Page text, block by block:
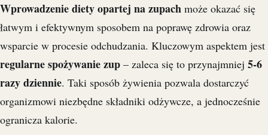
Wprowadzenie diety opartej na zupach może okazać się
łatwym i efektywnym sposobem na poprawę zdrowia oraz
wsparcie w procesie odchudzania. Kluczowym aspektem jest
regularne spożywanie zup – zaleca się to przynajmniej 5-6
razy dziennie. Taki sposób żywienia pozwala dostarczyć
organizmowi niezbędne składniki odżywcze, a jednocześnie
ogranicza kalorie.